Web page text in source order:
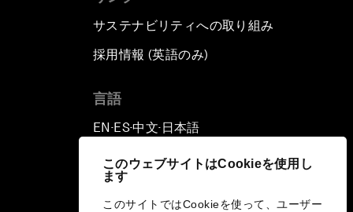
このウェブサイトはCookieを使用し
ます
このサイトではCookieを使って、ユーザー
サステナビリティへの取り組み
採用情報 (英語のみ)
言語
EN ▪ ES▪中文▪ 日本語